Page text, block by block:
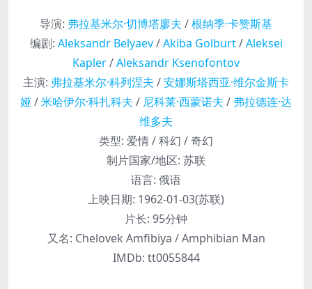
导演: 弗拉基米尔·切博塔廖夫 /根纳季·卡赞斯基
编剧: Aleksandr Belyaev/Akiba Golburt/Aleksei
Kapler/Aleksandr Ksenofontov
主演: 弗拉基米尔·科列涅夫 /安娜斯塔西亚·维尔金斯卡
娅 /米哈伊尔·科扎科夫 / 尼科莱·西蒙诺夫 / 弗拉德连·达
维多夫
类型: 爱情 / 科幻 / 奇幻
制片国家/地区: 苏联
语言: 俄语
上映日期: 1962-01-03(苏联)
片长: 95分钟
又名: Chelovek Amfibiya / Amphibian Man
IMDb: tt0055844